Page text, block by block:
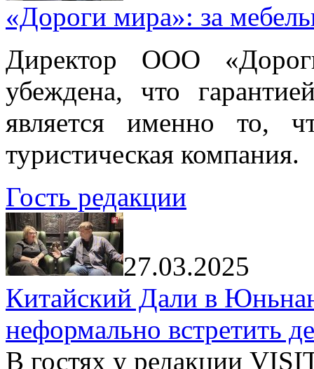
«Дороги мира»: за
Директор ООО
убеждена, что
является именно то,
туристическая компания.
Гость редакции
27.03.2025
Китайский Дали в
неформально встретить
В гостях у редакции